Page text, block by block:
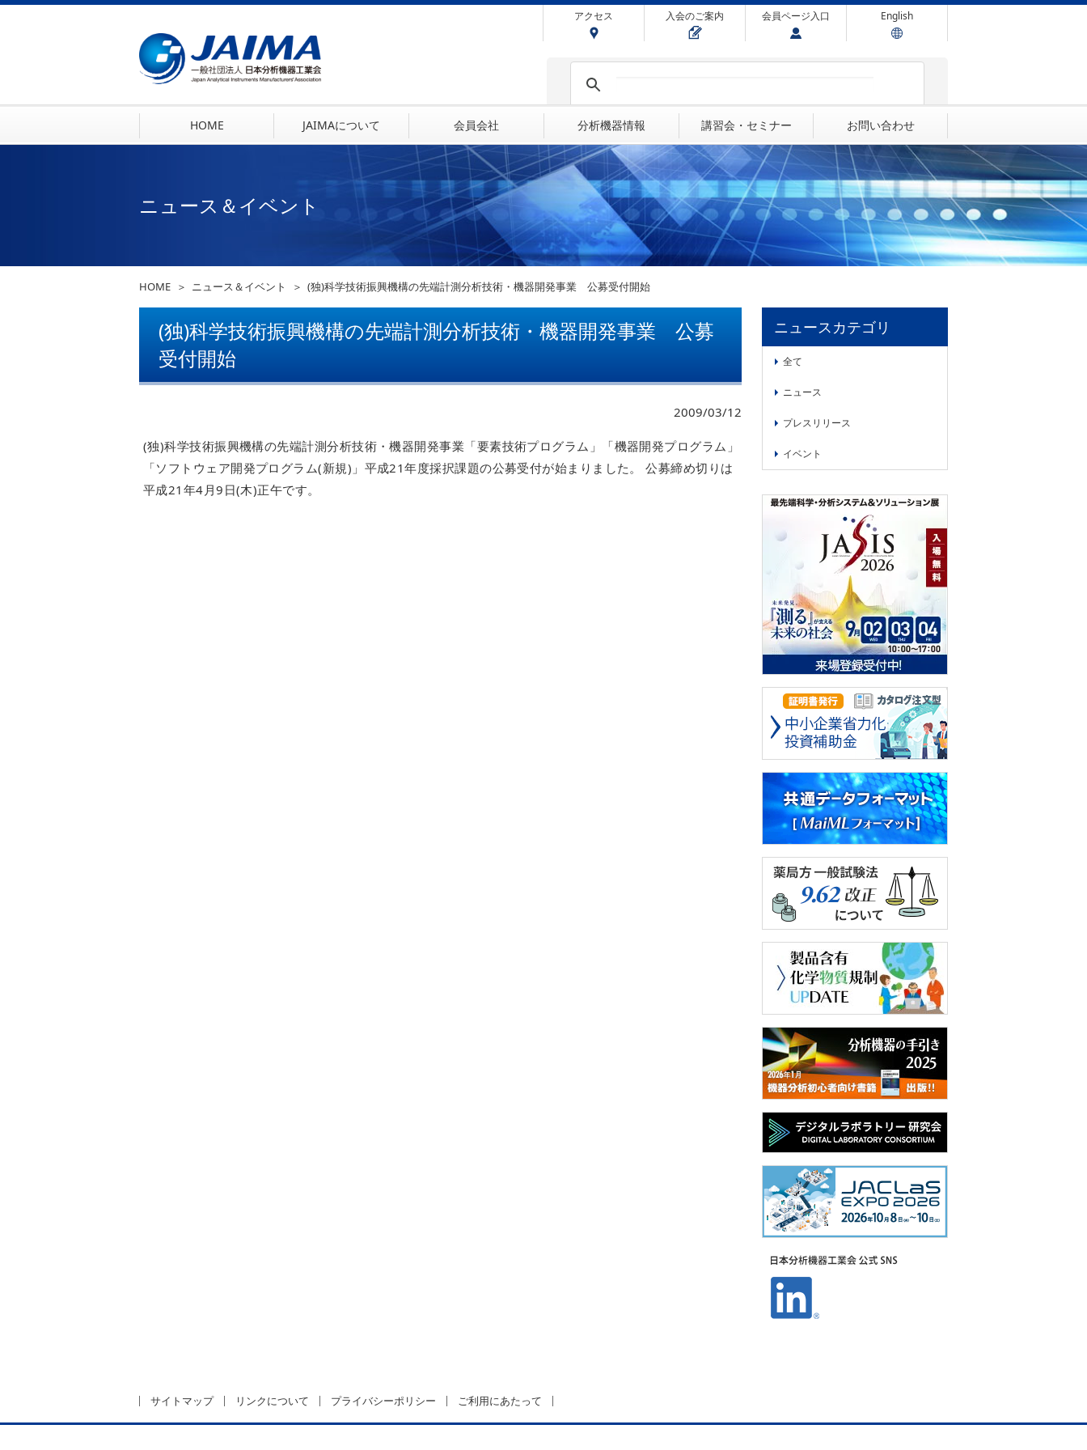
アクセス 入会のご案内 会員ページ入口 English
HOME JAIMAについて 会員会社 分析機器情報 講習会・セミナー お問い合わせ
ニュース＆イベント
HOME ニュース＆イベント (独)科学技術振興機構の先端計測分析技術・機器開発事業 公募受付開始
(独)科学技術振興機構の先端計測分析技術・機器開発事業 公募
受付開始
2009/03/12
(独)科学技術振興機構の先端計測分析技術・機器開発事業「要素技術プログラム」「機器開発プログラム」
「ソフトウェア開発プログラム(新規)」平成21年度採択課題の公募受付が始まりました。 公募締め切りは
平成21年4月9日(木)正午です。
ニュースカテゴリ
全て
ニュース
プレスリリース
イベント
サイトマップ リンクについて プライバシーポリシー ご利用にあたって